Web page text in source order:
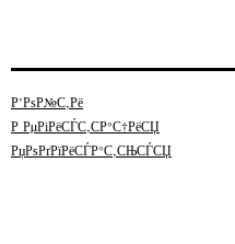
Р’РѕР№С‚Рё
Р РµРіРёСЃС‚СР°С†РёСЏ
РџРѕРґРїРёСЃР°С‚СЊСЃСЏ